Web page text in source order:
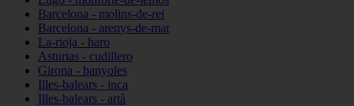
Barcelona - molins-de-rei
Barcelona - arenys-de-mar
La-rioja - haro
Asturias - cudillero
Girona - banyoles
Illes-balears - inca
Illes-balears - artà